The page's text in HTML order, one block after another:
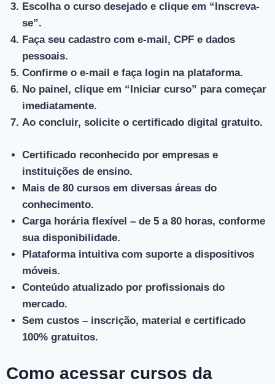
Escolha o curso desejado e clique em “Inscreva-
se”.
Faça seu cadastro com e-mail, CPF e dados
pessoais.
Confirme o e-mail e faça login na plataforma.
No painel, clique em “Iniciar curso” para começar
imediatamente.
Ao concluir, solicite o certificado digital gratuito.
Certificado reconhecidopor empresas e
instituições de ensino.
Mais de 80 cursosem diversas áreas do
conhecimento.
Carga horária flexível – de 5 a 80 horas, conforme
sua disponibilidade.
Plataforma intuitivacom suporte a dispositivos
móveis.
Conteúdo atualizadopor profissionais do
mercado.
Sem custos– inscrição, material e certificado
100% gratuitos.
Como acessar cursos da